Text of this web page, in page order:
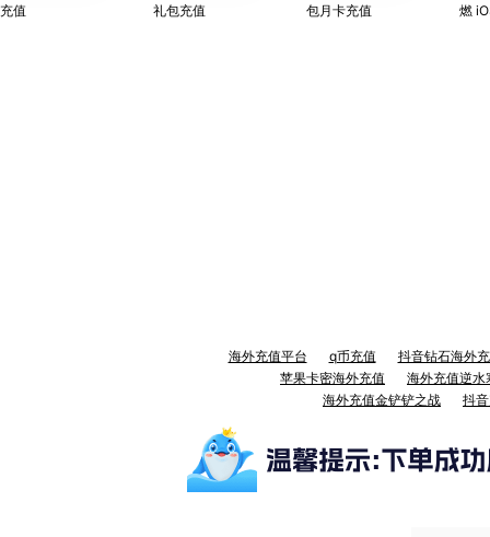
充值
礼包充值
包月卡充值
燃
海外充值平台 q币充值
抖音钻石海外
苹果卡密海外充值
海外充值逆水
海外充值金铲铲之战
抖